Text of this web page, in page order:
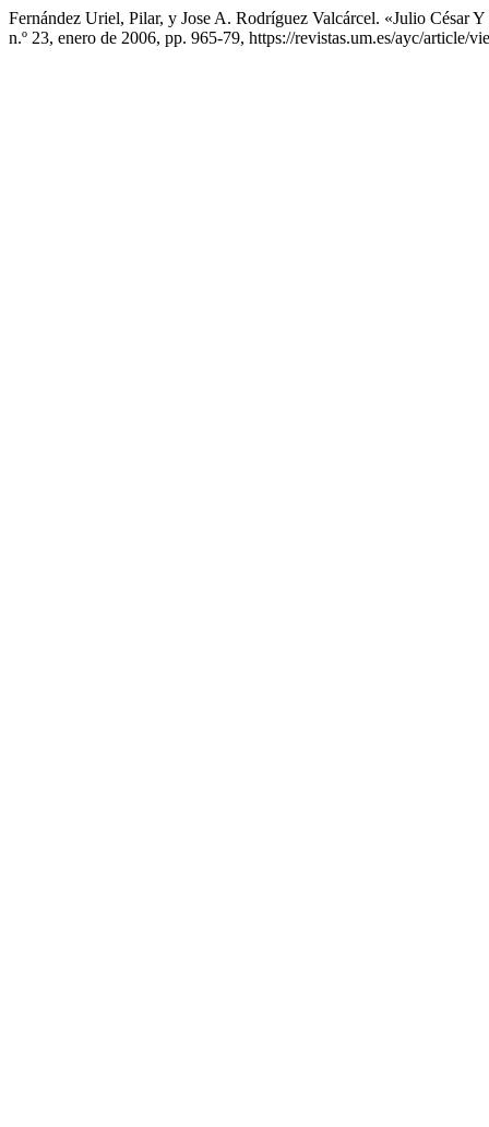
Fernández Uriel, Pilar, y Jose A. Rodríguez Valcárcel. «Julio
n.º 23, enero de 2006, pp. 965-79, https://revistas.um.es/ayc/article/